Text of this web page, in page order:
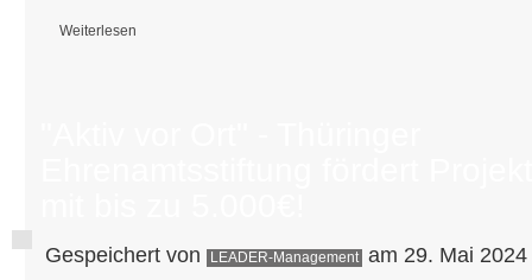
Weiterlesen
Gespeichert von LEADER-Management am 29. Mai 2024